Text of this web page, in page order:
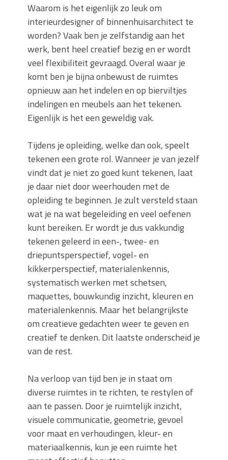
Waarom is het eigenlijk zo leuk om
interieurdesigner of binnenhuisarchitect te
worden? Vaak ben je zelfstandig aan het
werk, bent heel creatief bezig en er wordt
veel flexibiliteit gevraagd. Overal waar je
komt ben je bijna onbewust de ruimtes
opnieuw aan het indelen en op bierviltjes
indelingen en meubels aan het tekenen.
Eigenlijk is het een geweldig vak.
Tijdens je opleiding, welke dan ook, speelt
tekenen een grote rol. Wanneer je van jezelf
vindt dat je niet zo goed kunt tekenen, laat
je daar niet door weerhouden met de
opleiding te beginnen. Je zult versteld staan
wat je na wat begeleiding en veel oefenen
kunt bereiken. Er wordt je dus vakkundig
tekenen geleerd in een-, twee- en
driepuntsperspectief, vogel- en
kikkerperspectief, materialenkennis,
systematisch werken met schetsen,
maquettes, bouwkundig inzicht, kleuren en
materialenkennis. Maar het belangrijkste
om creatieve gedachten weer te geven en
creatief te denken. Dit laatste onderscheid je
van de rest.
Na verloop van tijd ben je in staat om
diverse ruimtes in te richten, te restylen of
aan te passen. Door je ruimtelijk inzicht,
visuele communicatie, geometrie, gevoel
voor maat en verhoudingen, kleur- en
materiaalkennis, kun je een ruimte het